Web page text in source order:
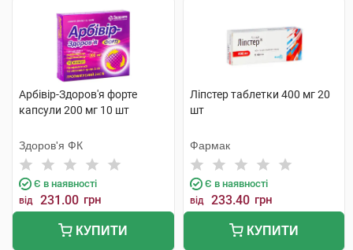
Арбівір-Здоров'я форте
капсули 200 мг 10 шт
Здоров'я ФК
Є в наявності
від 231.00 грн
КУПИТИ
Ліпстер таблетки 400 мг 20
шт
Фармак
Є в наявності
від 233.40 грн
КУПИТИ